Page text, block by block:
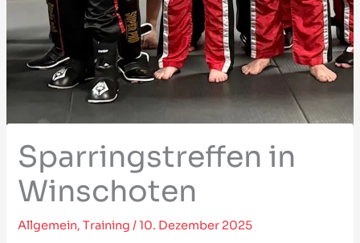
Sparringstreffen in
Winschoten
Allgemein,Training /10. Dezember 2025